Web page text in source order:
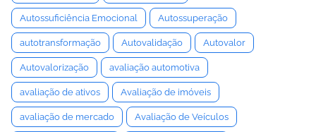
Autossuficiência Emocional Autossuperação
autotransformação Autovalidação Autovalor
Autovalorização avaliação automotiva
avaliação de ativos Avaliação de imóveis
avaliação de mercado Avaliação de Veículos